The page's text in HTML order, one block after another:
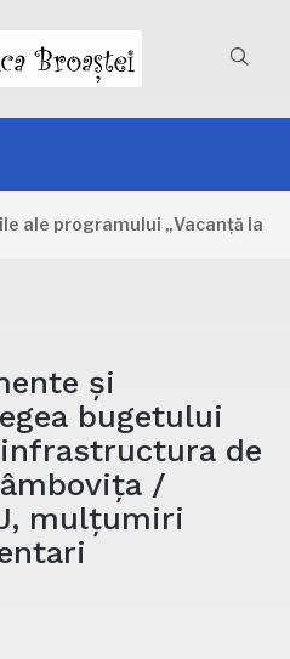
programului „Vacanță la
și
bugetului
de
/
mulțumiri